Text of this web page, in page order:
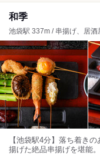
和季
池袋駅 337m / 串揚げ、居酒
【池袋駅4分】落ち着き
揚げた絶品串揚げを堪能。